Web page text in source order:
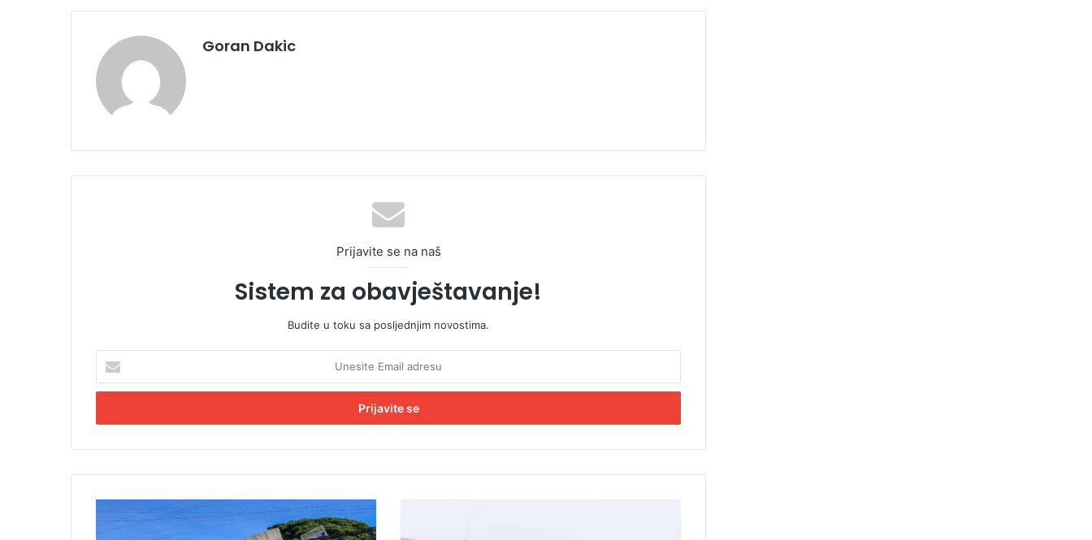
Goran Dakic
Prijavite se na naš
Sistem za obavještavanje!
Budite u toku sa posljednjim novostima.
e
i
E
r